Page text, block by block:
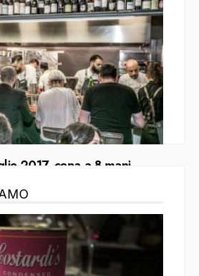
2017, cena a 8 mani